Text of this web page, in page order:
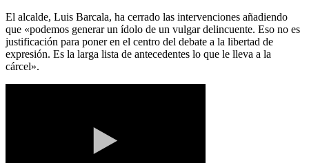
El alcalde, Luis Barcala, ha cerrado las intervenciones añadiendo
que «podemos generar un ídolo de un vulgar delincuente. Eso no es
justificación para poner en el centro del debate a la libertad de
expresión. Es la larga lista de antecedentes lo que le lleva a la
cárcel».